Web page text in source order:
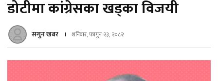
डोटीमा कांग्रेसका खड्का विजयी
सगुन खबर शनिबार, फागुन २३, २०८२